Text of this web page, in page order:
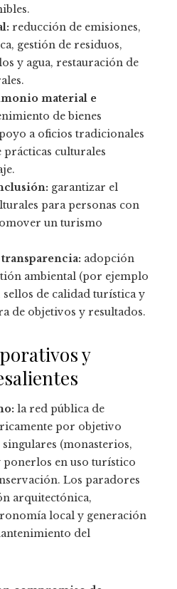
reducción de emisiones,
gestión de residuos,
y agua, restauración de
material e
de bienes
a oficios tradicionales
culturales
garantizar el
para personas con
un turismo
adopción
ambiental (por ejemplo
sellos de calidad turística y
de objetivos y resultados.
y
la red pública de
por objetivo
(monasterios,
ponerlos en uso turístico
Los paradores
arquitectónica,
local y generación
del